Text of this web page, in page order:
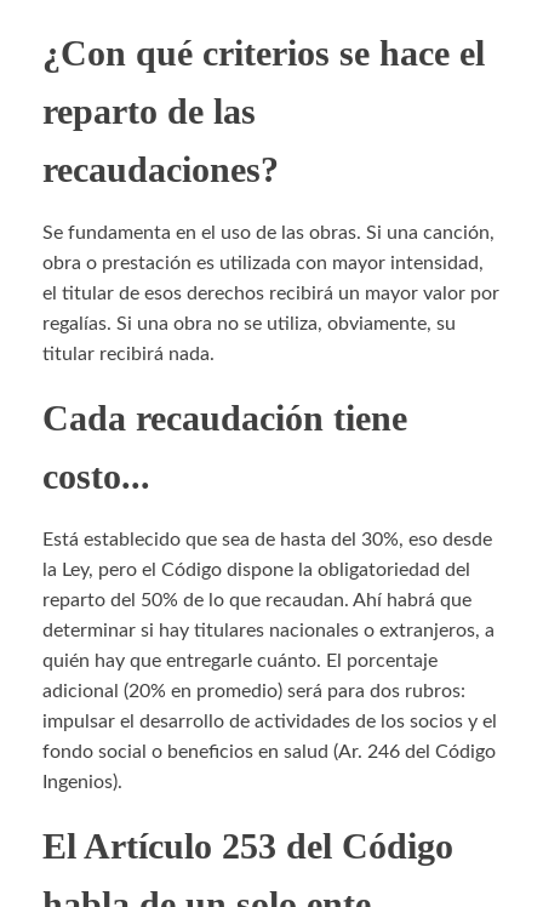
¿Con qué criterios se hace el
reparto de las
recaudaciones?
Se fundamenta en el uso de las obras. Si una canción,
obra o prestación es utilizada con mayor intensidad,
el titular de esos derechos recibirá un mayor valor por
regalías. Si una obra no se utiliza, obviamente, su
titular recibirá nada.
Cada recaudación tiene
costo...
Está establecido que sea de hasta del 30%, eso desde
la Ley, pero el Código dispone la obligatoriedad del
reparto del 50% de lo que recaudan. Ahí habrá que
determinar si hay titulares nacionales o extranjeros, a
quién hay que entregarle cuánto. El porcentaje
adicional (20% en promedio) será para dos rubros:
impulsar el desarrollo de actividades de los socios y el
fondo social o beneficios en salud (Ar. 246 del Código
Ingenios).
El Artículo 253 del Código